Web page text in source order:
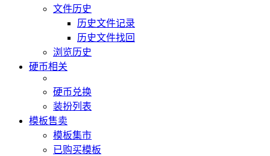
文件历史
历史文件记录
历史文件找回
浏览历史
硬币相关
硬币兑换
装扮列表
模板售卖
模板集市
已购买模板